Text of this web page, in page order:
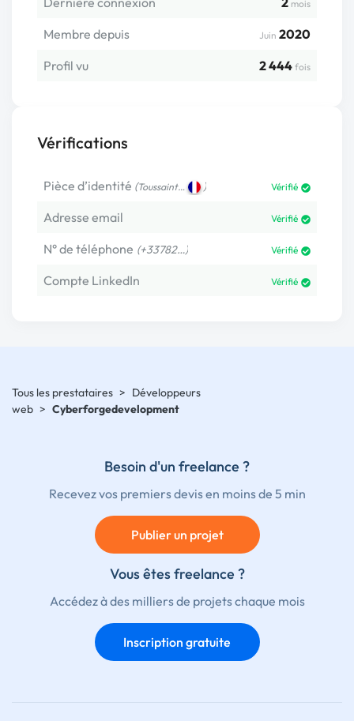
mois
Membre depuis Juin 2020
Profil vu
2 444 fois
Vérifications
Pièce d’identité (Toussaint… ) Vérifié
Adresse email Vérifié
N° de téléphone (+33782…) Vérifié
Compte LinkedIn Vérifié
Tous les prestataires > Développeurs
web > Cyberforgedevelopment
Besoin d'un freelance ?
Recevez vos premiers devis en moins de 5 min
Publier un projet
Vous êtes freelance ?
Accédez à des milliers de projets chaque mois
Inscription gratuite